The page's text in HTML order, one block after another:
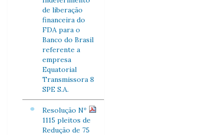
de liberação
financeira do
FDA para o
Banco do Brasil
referente a
empresa
Equatorial
Transmissora 8
SPE S.A.
Resolução Nº
1115 pleitos de
Redução de 75